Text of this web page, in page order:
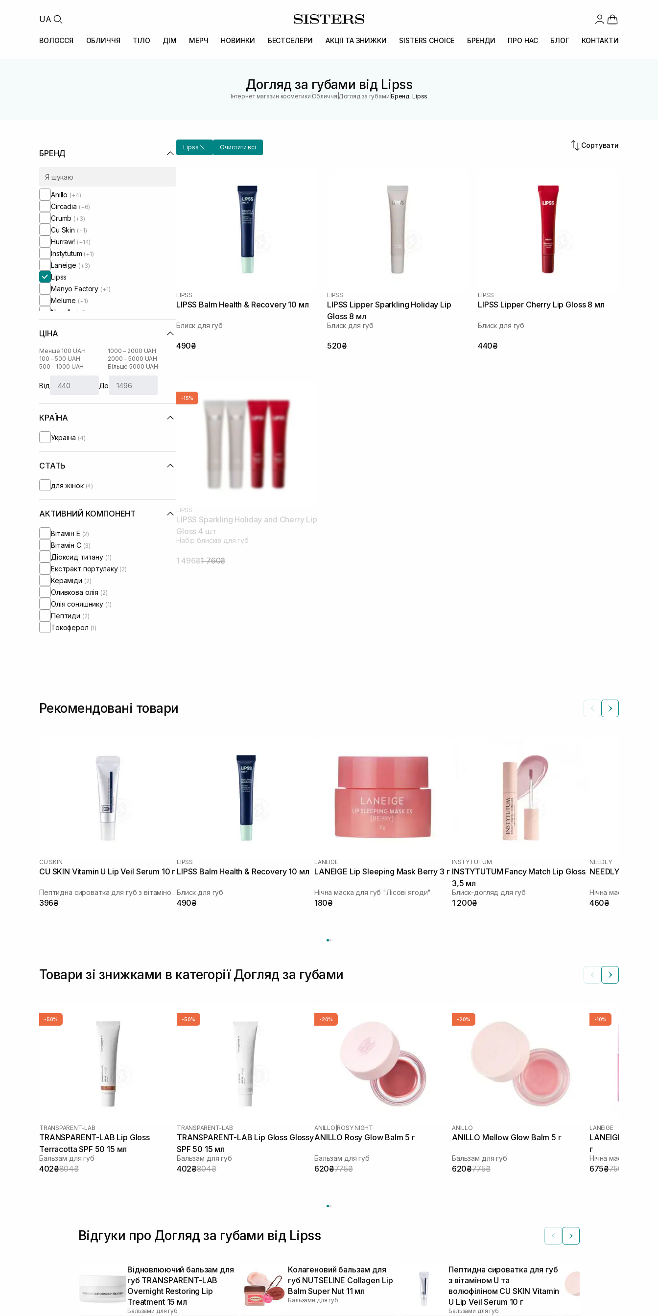
UA
ВОЛОССЯ ОБЛИЧЧЯ ТІЛО ДІМ МЕРЧ НОВИНКИ БЕСТСЕЛЕРИ АКЦІЇ ТА ЗНИЖКИ SISTERS CHOICE БРЕНДИ ПРО НАС БЛОГ КОНТАКТИ
Догляд за губами від Lipss
Інтернет магазин косметики |Обличчя Догляд за губами |Бренд: Lipss
БРЕНД
Anillo (+4)
Circadia (+6)
Crumb (+3)
Cu Skin (+1)
Hurraw! (+14)
Instytutum (+1)
Laneige (+3)
Lipss
Manyo Factory (+1)
Melume (+1)
Needly (+1)
Pure Paw Paw
RARE Paris
Real Barrier
Rejuran(+1)
Transparent-Lab(+8)
UIQ
ЦІНА
Менше 100 UAH
100 – 500 UAH
500 – 1000 UAH
1000 – 2000 UAH
2000 – 5000 UAH
Більше 5000 UAH
Від До
КРАЇНА
Україна (4)
СТАТЬ
для жінок (4)
АКТИВНИЙ КОМПОНЕНТ
Вітамін Е (2)
Вітамін C (3)
Діоксид титану (1)
Екстракт портулаку (2)
Кераміди (2)
Оливкова олія (2)
Олія соняшнику (1)
Пептиди (2)
Токоферол (1)
Lipss Очистити всі Сортувати
LIPSS
LIPSS Balm Health & Recovery 10 мл
Блиск для губ
490₴
LIPSS
LIPSS Lipper Sparkling Holiday Lip
Gloss 8 мл
Блиск для губ
520₴
LIPSS
LIPSS Lipper Cherry Lip Gloss 8 мл
Блиск для губ
440₴
-15%
LIPSS
LIPSS Sparkling Holiday and Cherry Lip
Gloss 4 шт
Набір блисків для губ
1 496₴1 760₴
Рекомендовані товари
CU SKIN
CU SKIN Vitamin U Lip Veil Serum 10 г
Пептидна сироватка для губ з вітаміном U та волюфіліном
396₴
LIPSS
LIPSS Balm Health & Recovery 10 мл
Блиск для губ
490₴
LANEIGE
LANEIGE Lip Sleeping Mask Berry 3 г
Нічна маска для губ "Лісові ягоди"
180₴
INSTYTUTUM
INSTYTUTUM Fancy Match Lip Gloss
3,5 мл
Блиск-догляд для губ
1 200₴
NEEDLY
NEEDLY Sleeping
Нічна маска для губ
460₴
Товари зі знижками в категорії Догляд за губами
-50%
TRANSPARENT-LAB
TRANSPARENT-LAB Lip Gloss
Terracotta SPF 50 15 мл
Бальзам для губ
402₴804₴
-50%
TRANSPARENT-LAB
TRANSPARENT-LAB Lip Gloss Glossy
SPF 50 15 мл
Бальзам для губ
402₴804₴
-20%
ANILLO ROSY NIGHT
ANILLO Rosy Glow Balm 5 г
Бальзам для губ
620₴775₴
-20%
ANILLO
ANILLO Mellow Glow Balm 5 г
Бальзам для губ
620₴775₴
-10%
LANEIGE
LANEIGE Lip
г
Нічна маска для
675₴750₴
Відгуки про Догляд за губами від Lipss
Відновлюючий бальзам для
губ TRANSPARENT-LAB
Overnight Restoring Lip
Treatment 15 мл
Бальзами для губ
Колагеновий бальзам для
губ NUTSELINE Collagen Lip
Balm Super Nut 11 мл
Бальзами для губ
Пептидна сироватка для губ
з вітаміном U та
волюфіліном CU SKIN Vitamin
U Lip Veil Serum 10 г
Бальзами для губ